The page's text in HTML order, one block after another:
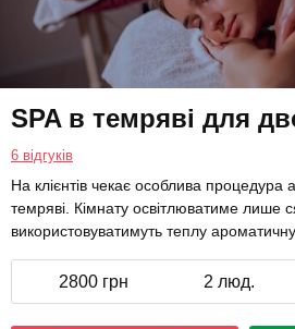
SPA в темряві для
6 відгуків
На клієнтів чекає особлива процедура
темряві. Кімнату освітлюватиме лише
використовуватимуть теплу
2800 грн 2 люд.